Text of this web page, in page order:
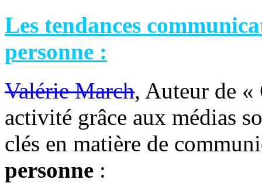
Les tendances
personne :
Valérie March, Auteur de
activité grâce aux médias
clés en matière de
personne :